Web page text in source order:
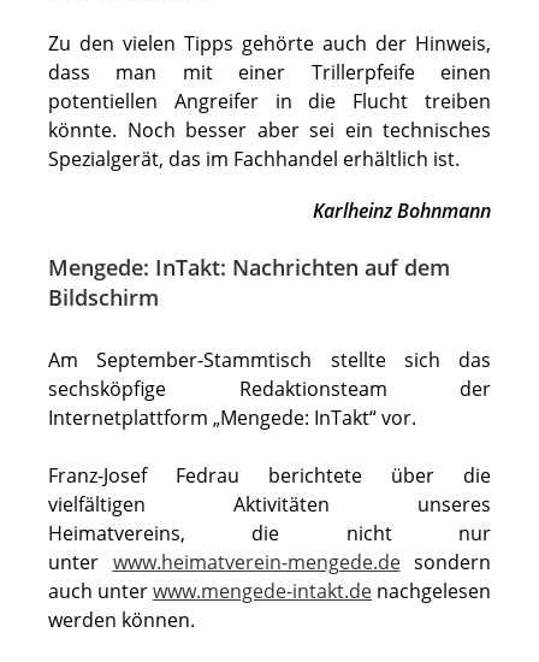
Zu den vielen Tipps gehörte auch der Hinweis,
dass man mit einer Trillerpfeife einen
potentiellen Angreifer in die Flucht treiben
könnte. Noch besser aber sei ein technisches
Spezialgerät, das im Fachhandel erhältlich ist.
Karlheinz Bohnmann
Mengede: InTakt: Nachrichten auf dem
Bildschirm
Am September-Stammtisch stellte sich das
sechsköpfige Redaktionsteam der
Internetplattform „Mengede: InTakt“ vor.
Franz-Josef Fedrau berichtete über die
vielfältigen Aktivitäten unseres
Heimatvereins, die nicht nur
unter www.heimatverein-mengede.desondern
auch unterwww.mengede-intakt.de nachgelesen
werden können.